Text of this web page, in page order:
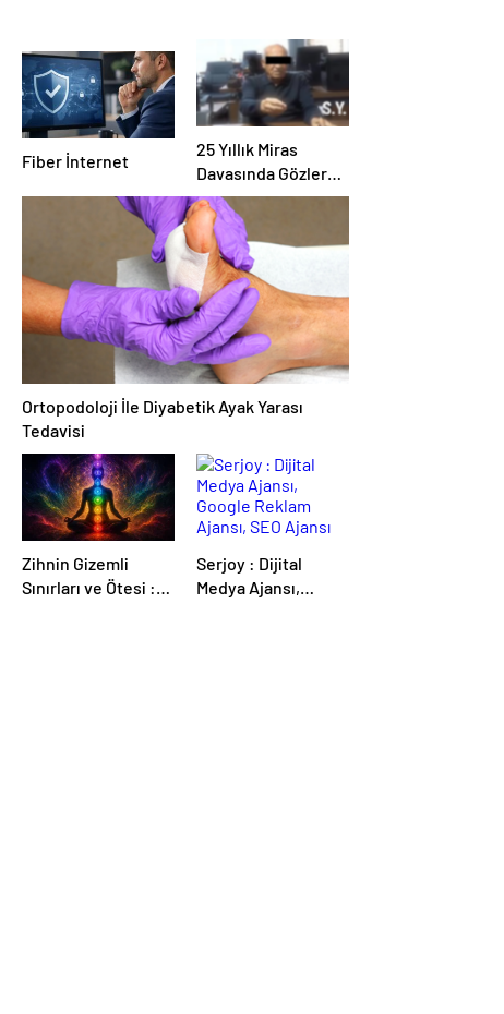
Fiber İnternet
25 Yıllık Miras
Davasında Gözler
Temmuz Ayındaki
Karar Duruşmasına
Çevrildi
Ortopodoloji İle Diyabetik Ayak Yarası
Tedavisi
Zihnin Gizemli
Sınırları ve Ötesi :
Serjoy : Dijital
Medya Ajansı,